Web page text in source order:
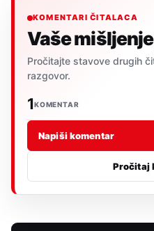
KOMENTARI ČITALACA
Vaše
Pročitajte stavove drugih
razgovor.
1KOMENTAR
Napiši komentar
Pročitaj